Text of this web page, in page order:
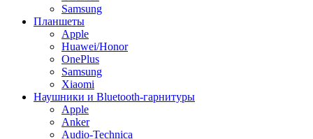
Samsung
Планшеты
Apple
Huawei/Honor
OnePlus
Samsung
Xiaomi
Наушники и Bluetooth-гарнитуры
Apple
Anker
Audio-Technica